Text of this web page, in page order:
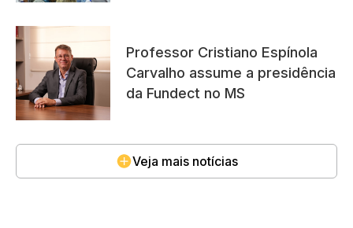
Professor Cristiano Espínola
Carvalho assume a presidência
da Fundect no MS
Veja mais notícias